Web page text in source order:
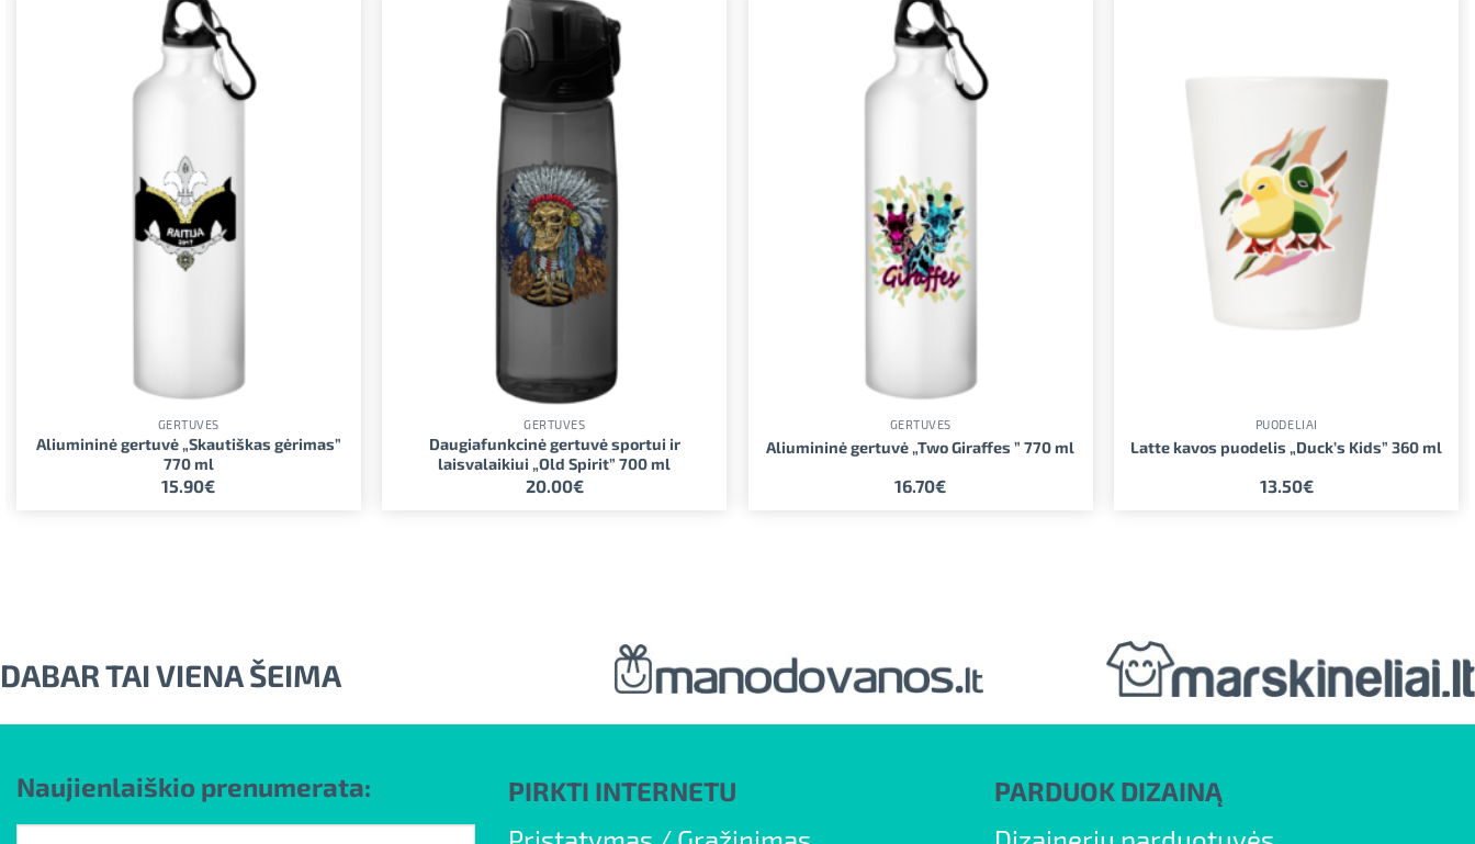
GERTUVĖS
Aliumininė gertuvė „Skautiškas gėrimas”
770 ml
15.90€
GERTUVĖS
Daugiafunkcinė gertuvė sportui ir
laisvalaikiui „Old Spirit” 700 ml
20.00€
GERTUVĖS
Aliumininė gertuvė „Two Giraffes ” 770 ml
16.70€
PUODELIAI
Latte kavos puodelis „Duck’s Kids” 360 ml
13.50€
DABAR TAI VIENA ŠEIMA
Naujienlaiškio prenumerata:
PIRKTI INTERNETU
PARDUOK DIZAINĄ